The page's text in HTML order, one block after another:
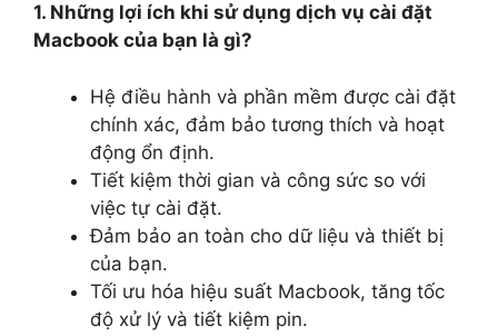
1. Những lợi ích khi sử dụng dịch vụ cài đặt
Macbook của bạn là gì?
Hệ điều hành và phần mềm được cài đặt
chính xác, đảm bảo tương thích và hoạt
động ổn định.
Tiết kiệm thời gian và công sức so với
việc tự cài đặt.
Đảm bảo an toàn cho dữ liệu và thiết bị
của bạn.
Tối ưu hóa hiệu suất Macbook, tăng tốc
độ xử lý và tiết kiệm pin.